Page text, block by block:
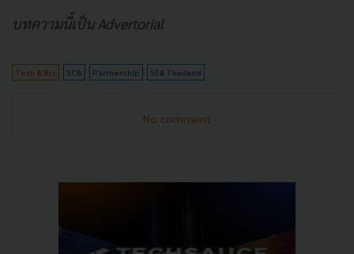
บทความนี้เป็น Advertorial
Tech & Biz SCB Partnership SEA Thailand
No comment